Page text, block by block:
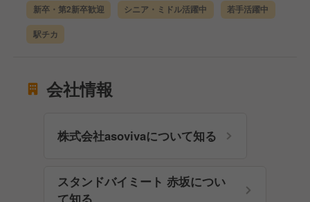
新卒・第2新卒歓迎 シニア・ミドル活躍中 若手活躍中
駅チカ
会社情報
株式会社asovivaについて知る
スタンドバイミート 赤坂につい
て知る